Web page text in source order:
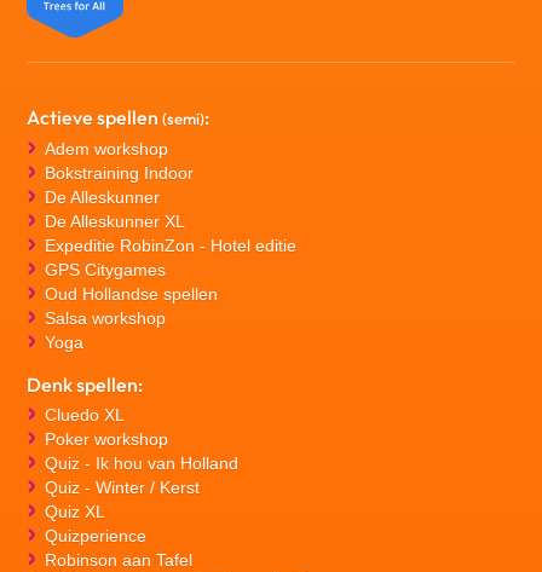
Actieve spellen (semi):
Adem workshop
Bokstraining Indoor
De Alleskunner
De Alleskunner XL
Expeditie RobinZon - Hotel editie
GPS Citygames
Oud Hollandse spellen
Salsa workshop
Yoga
Denk spellen:
Cluedo XL
Poker workshop
Quiz - Ik hou van Holland
Quiz - Winter / Kerst
Quiz XL
Quizperience
Robinson aan Tafel